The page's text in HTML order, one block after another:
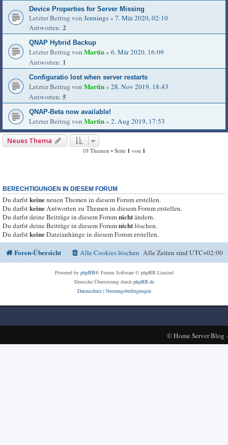
Device Properties for Server Missing
Letzter Beitrag von Jennings « 7. Mär 2020, 02:10
Antworten: 2
QNAP Hybrid Backup
Letzter Beitrag von Martin « 6. Mär 2020, 16:09
Antworten: 1
Configuratio lost when server restarts
Letzter Beitrag von Martin « 28. Nov 2019, 18:43
Antworten: 5
QNAP-Beta now available!
Letzter Beitrag von Martin « 2. Aug 2019, 17:53
Neues Thema
10 Themen • Seite 1 von 1
BERECHTIGUNGEN IN DIESEM FORUM
Du darfstkeineneuen Themen in diesem Forum erstellen.
Du darfstkeineAntworten zu Themen in diesem Forum erstellen.
Du darfst deine Beiträge in diesem Forumnichtändern.
Du darfst deine Beiträge in diesem Forumnichtlöschen.
Du darfstkeineDateianhänge in diesem Forum erstellen.
Foren-Übersicht Alle Zeiten sindUTC+02:00
Alle Cookies löschen
Powered by phpBB® Forum Software © phpBB Limited
Deutsche Übersetzung durch phpBB.de
Datenschutz| Nutzungsbedingungen
©Home Server Blog